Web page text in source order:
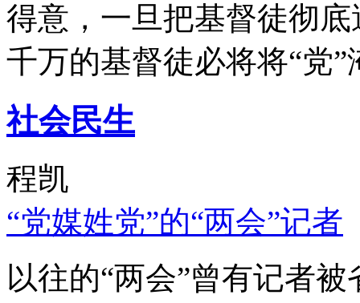
得意，一旦把基督徒彻
千万的基督徒必将将“党”
社会民生
程凯
“党媒姓党”的“两会”记者
以往的“两会”曾有记者